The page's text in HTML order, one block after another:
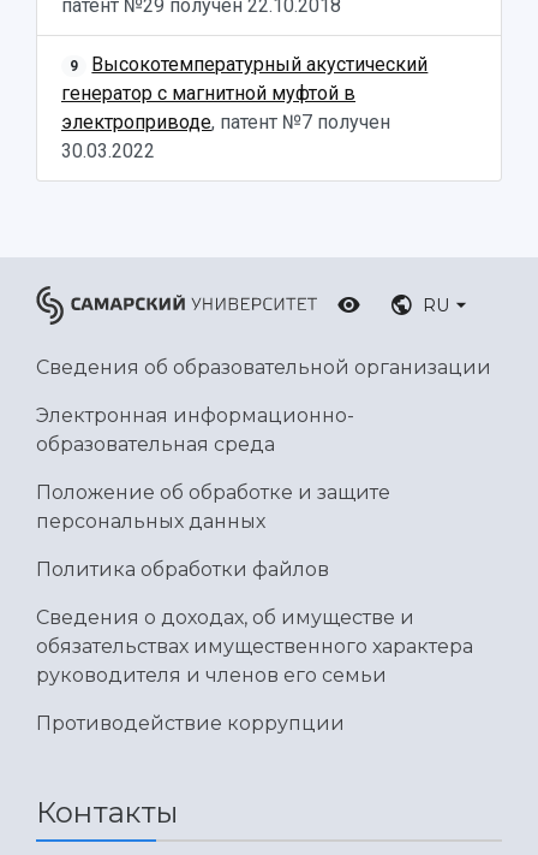
Ботанический сад
Международный межвузовский кампус
Сведения об образовательной организации
Официальные документы
патент №29 получен 22.10.2018
9
Высокотемпературный акустический
генератор с магнитной муфтой в
электроприводе, патент №7 получен
30.03.2022
RU
Сведения об образовательной организации
Электронная информационно-
образовательная среда
Положение об обработке и защите
персональных данных
Политика обработки файлов
Сведения о доходах, об имуществе и
обязательствах имущественного характера
руководителя и членов его семьи
Противодействие коррупции
Контакты